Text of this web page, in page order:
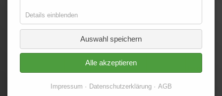
13 14 15 16 17 18
19
Details einblenden
Auswahl speichern
Alle akzeptieren
Impressum Datenschutzerklärung AGB